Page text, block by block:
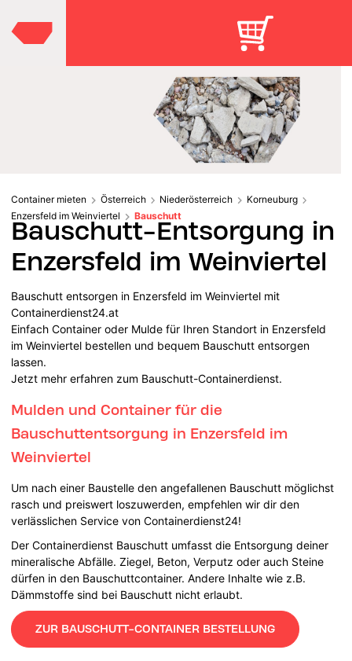
Container mieten Österreich Niederösterreich
Korneuburg
Enzersfeld im Weinviertel
Bauschutt
Bauschutt-Entsorgung in
Enzersfeld im Weinviertel
Bauschutt entsorgen in Enzersfeld im Weinviertel mit
Containerdienst24.at
Einfach Container oder Mulde für Ihren Standort in Enzersfeld
im Weinviertel bestellen und bequem Bauschutt entsorgen
lassen.
Jetzt mehr erfahren zum Bauschutt-Containerdienst.
Mulden und Container für die
Bauschuttentsorgung in Enzersfeld im
Weinviertel
Um nach einer Baustelle den angefallenen Bauschutt möglichst
rasch und preiswert loszuwerden, empfehlen wir dir den
verlässlichen Service von Containerdienst24!
Der Containerdienst Bauschutt umfasst die Entsorgung deiner
mineralische Abfälle. Ziegel, Beton, Verputz oder auch Steine
dürfen in den Bauschuttcontainer. Andere Inhalte wie z.B.
Dämmstoffe sind bei Bauschutt nicht erlaubt.
ZUR BAUSCHUTT-CONTAINER BESTELLUNG